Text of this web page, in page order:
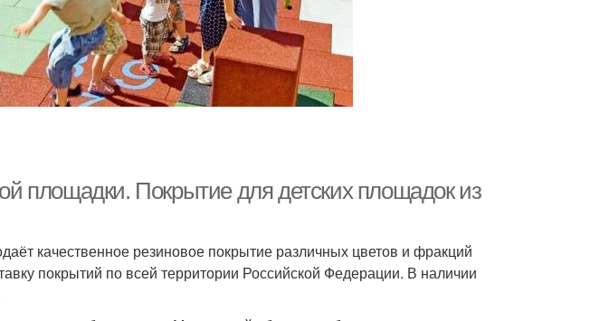
площадки. Покрытие для детских площадок из
качественное резиновое покрытие различных цветов и фракций
покрытий по всей территории Российской Федерации. В наличии